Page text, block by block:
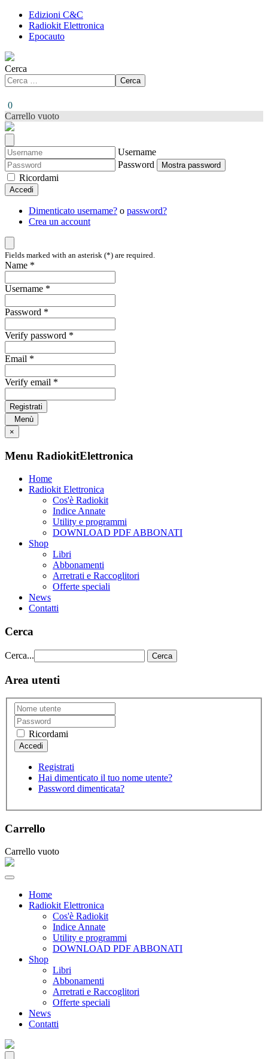
Edizioni C&C
Radiokit Elettronica
Epocauto
Cerca
Cerca
0
Carrello vuoto
Username
Password
Mostra password
Ricordami
Accedi
Dimenticato username? o password?
Crea un account
Fields marked with an asterisk (*) are required.
Name *
Username *
Password *
Verify password *
Email *
Verify email *
Registrati
Menù
×
Menu RadiokitElettronica
Home
Radiokit Elettronica
Cos'è Radiokit
Indice Annate
Utility e programmi
DOWNLOAD PDF ABBONATI
Shop
Libri
Abbonamenti
Arretrati e Raccoglitori
Offerte speciali
News
Contatti
Cerca
Cerca... Cerca
Area utenti
Ricordami
Registrati
Hai dimenticato il tuo nome utente?
Password dimenticata?
Carrello
Carrello vuoto
Home
Radiokit Elettronica
Cos'è Radiokit
Indice Annate
Utility e programmi
DOWNLOAD PDF ABBONATI
Shop
Libri
Abbonamenti
Arretrati e Raccoglitori
Offerte speciali
News
Contatti